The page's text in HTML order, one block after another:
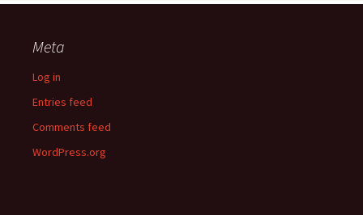
Meta
Log in
Entries feed
Comments feed
WordPress.org